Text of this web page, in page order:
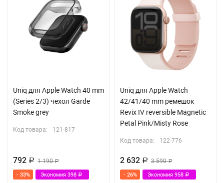
Uniq для Apple Watch 40 mm
(Series 2/3) чехол Garde
Smoke grey
Код товара: 121-817
792 Р 1 190Р
- 33% Экономия 398 Р
Uniq для Apple Watch
42/41/40 mm ремешок
Revix IV reversible Magnetic
Petal Pink/Misty Rose
Код товара: 122-776
2 632 Р 3 590Р
- 26% Экономия 958 Р